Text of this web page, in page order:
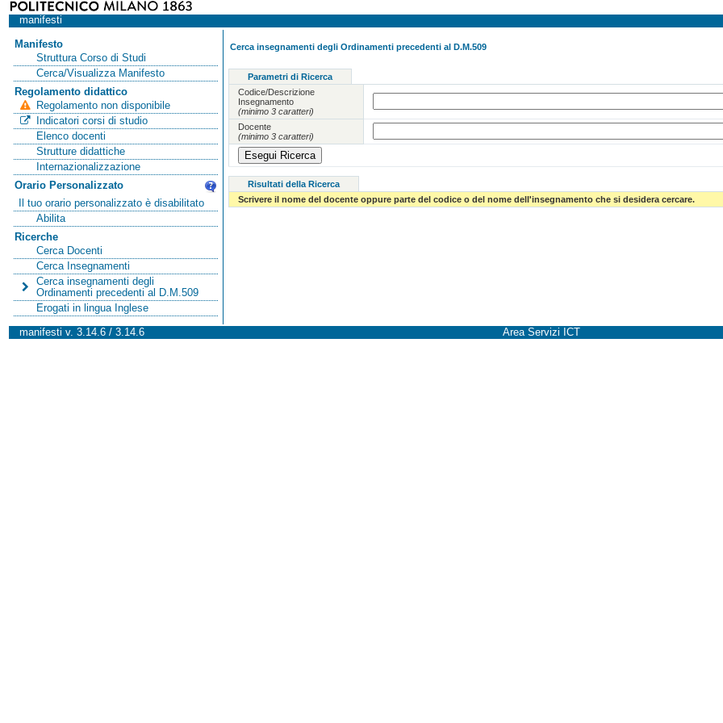
manifesti
Manifesto
Struttura Corso di Studi
Cerca/Visualizza Manifesto
Regolamento didattico
Regolamento non disponibile
Indicatori corsi di studio
Elenco docenti
Strutture didattiche
Internazionalizzazione
Orario Personalizzato
Il tuo orario personalizzato è disabilitato
Abilita
Ricerche
Cerca Docenti
Cerca Insegnamenti
Cerca insegnamenti degli
Ordinamenti precedenti al D.M.509
Erogati in lingua Inglese
Cerca insegnamenti degli Ordinamenti precedenti al D.M.509
Parametri di Ricerca
Codice/Descrizione
Insegnamento
(minimo 3 caratteri)
Docente
(minimo 3 caratteri)
Risultati della Ricerca
Scrivere il nome del docente oppure parte del codice o del nome dell'insegnamento che si desidera cercare.
manifesti v. 3.14.6 / 3.14.6 Area Servizi ICT